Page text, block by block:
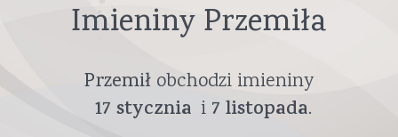
Imieniny Przemiła
Przemił obchodzi imieniny
17 stycznia 7 listopada